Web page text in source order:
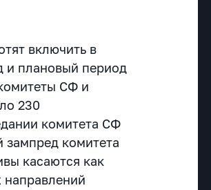
включить в
и плановый период
СФ и
230
комитета СФ
комитета
касаются как
направлений